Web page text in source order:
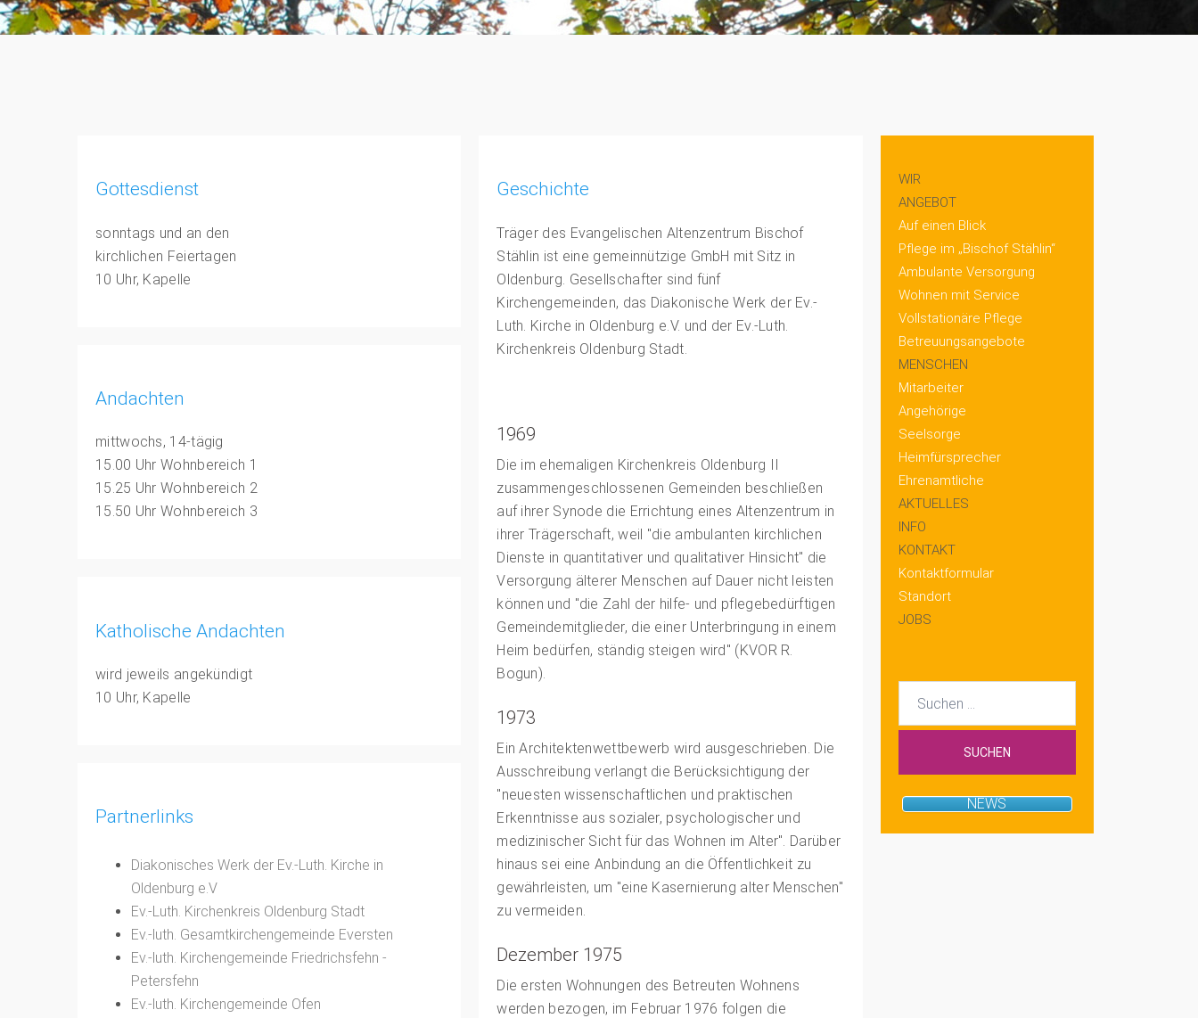
Gottesdienst
sonntags und an den
kirchlichen Feiertagen
10 Uhr, Kapelle
Andachten
mittwochs, 14-tägig
15.00 Uhr Wohnbereich 1
15.25 Uhr Wohnbereich 2
15.50 Uhr Wohnbereich 3
Katholische Andachten
wird jeweils angekündigt
10 Uhr, Kapelle
Partnerlinks
Diakonisches Werk der Ev.-Luth. Kirche in
Oldenburg e.V
Ev.-Luth. Kirchenkreis Oldenburg Stadt
Ev.-luth. Gesamtkirchengemeinde Eversten
Ev.-luth. Kirchengemeinde Friedrichsfehn -
Petersfehn
Ev.-luth. Kirchengemeinde Ofen
Geschichte
Träger des Evangelischen Altenzentrum Bischof
Stählin ist eine gemeinnützige GmbH mit Sitz in
Oldenburg. Gesellschafter sind fünf
Kirchengemeinden, das Diakonische Werk der Ev.-
Luth. Kirche in Oldenburg e.V. und der Ev.-Luth.
Kirchenkreis Oldenburg Stadt.
1969
Die im ehemaligen Kirchenkreis Oldenburg II
zusammengeschlossenen Gemeinden beschließen
auf ihrer Synode die Errichtung eines Altenzentrum in
ihrer Trägerschaft, weil "die ambulanten kirchlichen
Dienste in quantitativer und qualitativer Hinsicht" die
Versorgung älterer Menschen auf Dauer nicht leisten
können und "die Zahl der hilfe- und pflegebedürftigen
Gemeindemitglieder, die einer Unterbringung in einem
Heim bedürfen, ständig steigen wird" (KVOR R.
Bogun).
1973
Ein Architektenwettbewerb wird ausgeschrieben. Die
Ausschreibung verlangt die Berücksichtigung der
"neuesten wissenschaftlichen und praktischen
Erkenntnisse aus sozialer, psychologischer und
medizinischer Sicht für das Wohnen im Alter". Darüber
hinaus sei eine Anbindung an die Öffentlichkeit zu
gewährleisten, um "eine Kasernierung alter Menschen"
zu vermeiden.
Dezember 1975
Die ersten Wohnungen des Betreuten Wohnens
werden bezogen, im Februar 1976 folgen die
WIR
ANGEBOT
Auf einen Blick
Pflege im „Bischof Stählin“
Ambulante Versorgung
Wohnen mit Service
Vollstationäre Pflege
Betreuungsangebote
MENSCHEN
Mitarbeiter
Angehörige
Seelsorge
Heimfürsprecher
Ehrenamtliche
AKTUELLES
INFO
KONTAKT
Kontaktformular
Standort
JOBS
nach:
NEWS